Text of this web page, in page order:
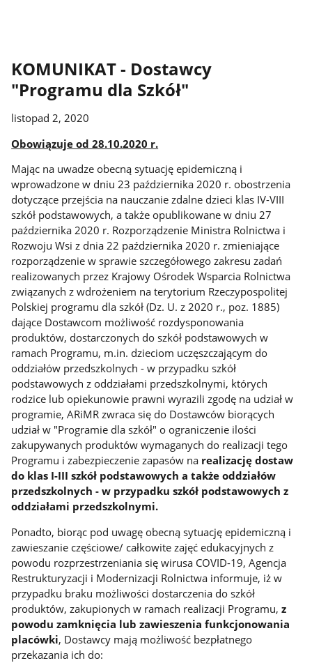
KOMUNIKAT - Dostawcy
"Programu dla Szkół"
listopad 2, 2020
Obowiązuje od 28.10.2020 r.
Mając na uwadze obecną sytuację epidemiczną i
wprowadzone w dniu 23 października 2020 r. obostrzenia
dotyczące przejścia na nauczanie zdalne dzieci klas IV-VIII
szkół podstawowych, a także opublikowane w dniu 27
października 2020 r. Rozporządzenie Ministra Rolnictwa i
Rozwoju Wsi z dnia 22 października 2020 r. zmieniające
rozporządzenie w sprawie szczegółowego zakresu zadań
realizowanych przez Krajowy Ośrodek Wsparcia Rolnictwa
związanych z wdrożeniem na terytorium Rzeczypospolitej
Polskiej programu dla szkół (Dz. U. z 2020 r., poz. 1885)
dające Dostawcom możliwość rozdysponowania
produktów, dostarczonych do szkół podstawowych w
ramach Programu, m.in. dzieciom uczęszczającym do
oddziałów przedszkolnych - w przypadku szkół
podstawowych z oddziałami przedszkolnymi, których
rodzice lub opiekunowie prawni wyrazili zgodę na udział w
programie, ARiMR zwraca się do Dostawców biorących
udział w "Programie dla szkół" o ograniczenie ilości
zakupywanych produktów wymaganych do realizacji tego
Programu i zabezpieczenie zapasów na realizację dostaw
do klas I-III szkół podstawowych a także oddziałów
przedszkolnych - w przypadku szkół podstawowych z
oddziałami przedszkolnymi.
Ponadto, biorąc pod uwagę obecną sytuację epidemiczną i
zawieszanie częściowe/ całkowite zajęć edukacyjnych z
powodu rozprzestrzeniania się wirusa COVID-19, Agencja
Restrukturyzacji i Modernizacji Rolnictwa informuje, iż w
przypadku braku możliwości dostarczenia do szkół
produktów, zakupionych w ramach realizacji Programu, z
powodu zamknięcia lub zawieszenia funkcjonowania
placówki, Dostawcy mają możliwość bezpłatnego
przekazania ich do: